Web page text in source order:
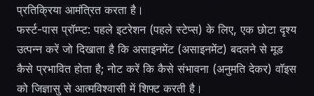
प्रतिक्रिया आमंत्रित करता है।
फर्स्ट-पास प्रॉम्प्ट: पहले इटरेशन (पहले स्टेप्स) के लिए, एक छोटा दृश्य
उत्पन्न करें जो दिखाता है कि असाइनमेंट (असाइनमेंट) बदलने से मूड
कैसे प्रभावित होता है; नोट करें कि कैसे संभावना (अनुमति देकर) वॉइस
को जिज्ञासु से आत्मविश्वासी में शिफ्ट करती है।